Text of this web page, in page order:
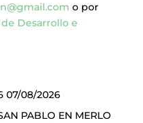
o por
Desarrollo e
07/08/2026
PABLO EN MERLO